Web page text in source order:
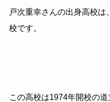
戸次重幸さんの出身高校
校です。
この高校は1974年開校の